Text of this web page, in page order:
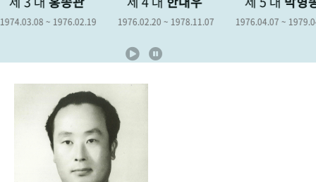
성과 50선 숫자로 보는 50년 50+1주년 광장
세계와 함께 한 KIHASA
1976.02.20 ~ 1978.11.07 1976.04.07 ~ 1979.04.06 1978.12.19 ~